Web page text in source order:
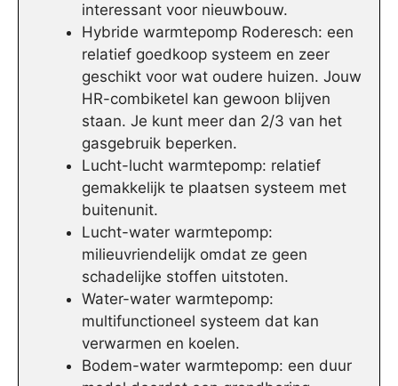
interessant voor nieuwbouw.
Hybride warmtepomp Roderesch: een
relatief goedkoop systeem en zeer
geschikt voor wat oudere huizen. Jouw
HR-combiketel kan gewoon blijven
staan. Je kunt meer dan 2/3 van het
gasgebruik beperken.
Lucht-lucht warmtepomp: relatief
gemakkelijk te plaatsen systeem met
buitenunit.
Lucht-water warmtepomp:
milieuvriendelijk omdat ze geen
schadelijke stoffen uitstoten.
Water-water warmtepomp:
multifunctioneel systeem dat kan
verwarmen en koelen.
Bodem-water warmtepomp: een duur